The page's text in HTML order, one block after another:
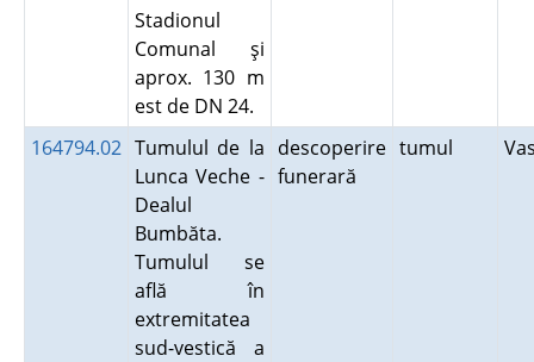
Stadionul
Comunal şi
aprox. 130 m
est de DN 24.
164794.02 Tumulul de la
Lunca Veche -
Dealul
Bumbăta.
Tumulul se
află în
extremitatea
sud-vestică a
descoperire
funerară
tumul